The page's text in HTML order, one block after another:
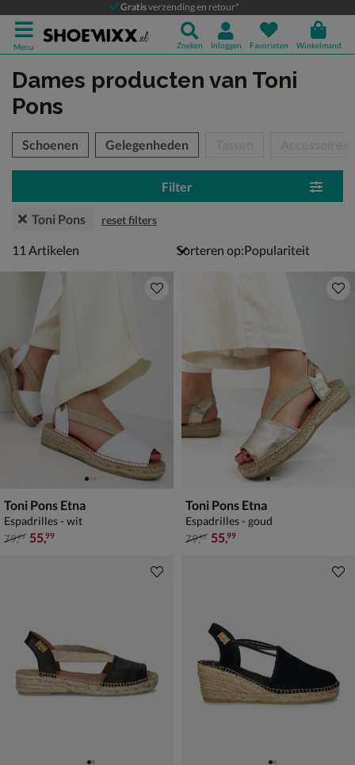
Gratisverzending en retour*
Menu Zoeken Inloggen Favorieten Winkelmand
Dames producten van Toni
Pons
over
Schoenen Gelegenheden
Filter
Toni Pons reset filters
11 artikelen
11 Artikelen Sorteren op:
Toni Pons Etna
Espadrilles - wit
van € 79,99 voor € 55,99
79,99 55,99
Toni Pons Etna
Espadrilles - goud
van € 79,99 voor € 55,99
79,99 55,99